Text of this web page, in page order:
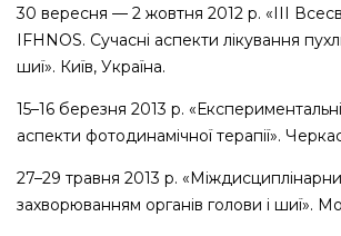
30 вересня — 2 жовтня 2012 р. «III
IFHNOS. Сучасні аспекти лікування
шиї». Київ, Україна.
15–16 березня 2013 р. «Експериментальні
аспекти фотодинамічної терапії».
27–29 травня 2013 р. «
захворюванням органів голови і шиї».